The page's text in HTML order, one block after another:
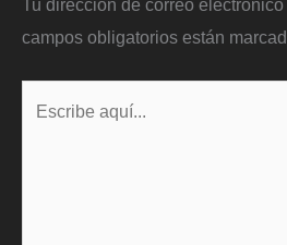
Tu dirección de correo
campos obligatorios están